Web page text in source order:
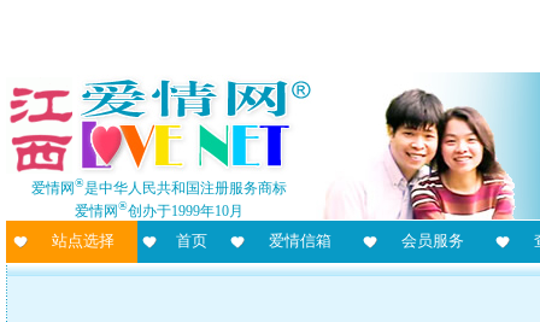
爱情网®是中华人民共和国注册服务商标
爱情网®创办于1999年10月
站点选择 首页 爱情信箱 会员服务